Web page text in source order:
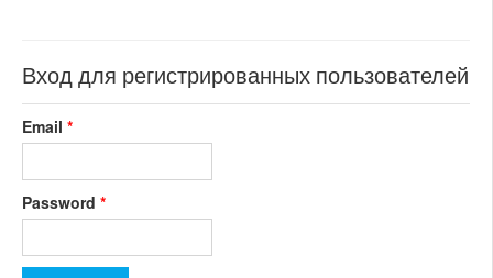
Вход для регистрированных пользователей
Email *
Password *